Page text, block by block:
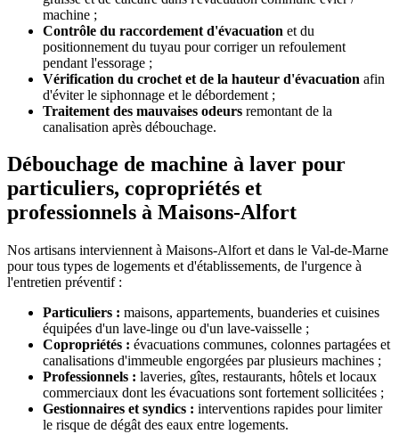
machine ;
Contrôle du raccordement d'évacuation et du
positionnement du tuyau pour corriger un refoulement
pendant l'essorage ;
Vérification du crochet et de la hauteur d'évacuation afin
d'éviter le siphonnage et le débordement ;
Traitement des mauvaises odeurs remontant de la
canalisation après débouchage.
Débouchage de machine à laver pour
particuliers, copropriétés et
professionnels à Maisons-Alfort
Nos artisans interviennent à Maisons-Alfort et dans le Val-de-Marne
pour tous types de logements et d'établissements, de l'urgence à
l'entretien préventif :
Particuliers : maisons, appartements, buanderies et cuisines
équipées d'un lave-linge ou d'un lave-vaisselle ;
Copropriétés : évacuations communes, colonnes partagées et
canalisations d'immeuble engorgées par plusieurs machines ;
Professionnels : laveries, gîtes, restaurants, hôtels et locaux
commerciaux dont les évacuations sont fortement sollicitées ;
Gestionnaires et syndics : interventions rapides pour limiter
le risque de dégât des eaux entre logements.